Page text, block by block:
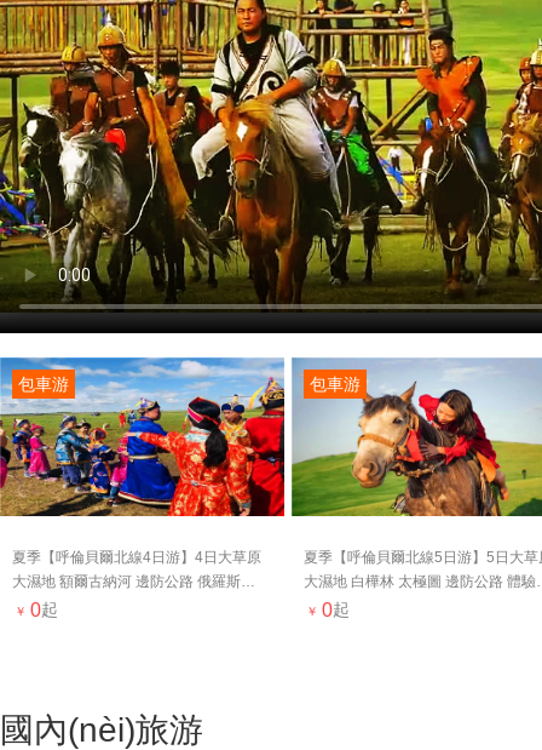
包車游
夏季【呼倫貝爾北線4日游】4日大草原
大濕地 額爾古納河 邊防公路 俄羅斯民
族鄉(xiāng) 攝影原始生態(tài)風光
￥ 0起
包車游
夏季【呼倫貝爾北線5日游】5日大草
大濕地 白樺林 太極圖 邊防公路 體驗
古族牧戶 原生態(tài)漁村
￥ 0起
國內(nèi)旅游